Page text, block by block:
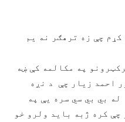
چې زه ترهګر نه یم
په مکالمه کې ښه
احمد زیار چې د نږه
بي بي سي سره یې په
کره ژبه باید ولرو خو